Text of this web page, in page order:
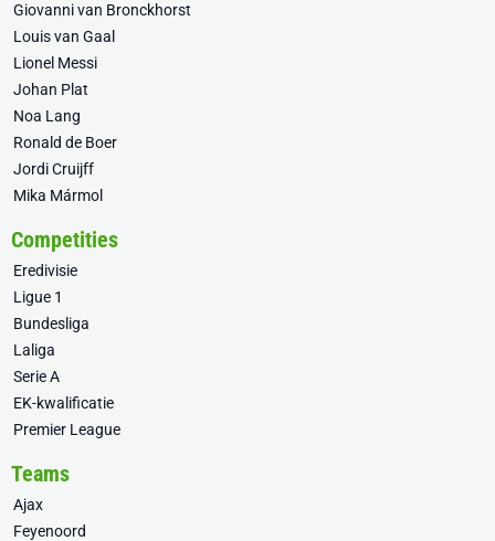
Giovanni van Bronckhorst
Louis van Gaal
Lionel Messi
Johan Plat
Noa Lang
Ronald de Boer
Jordi Cruijff
Mika Mármol
Competities
Eredivisie
Ligue 1
Bundesliga
Laliga
Serie A
EK-kwalificatie
Premier League
Teams
Ajax
Feyenoord